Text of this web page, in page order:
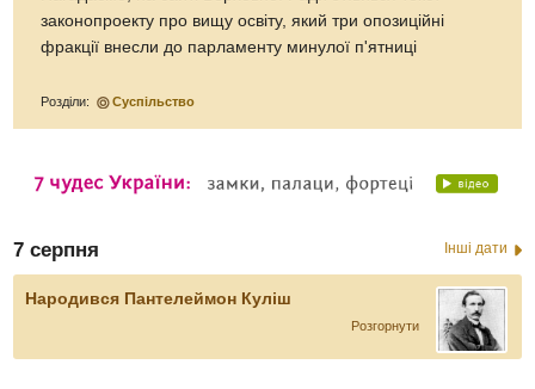
законопроекту про вищу освіту, який три опозиційні
фракції внесли до парламенту минулої п'ятниці
Розділи: Суспільство
7 серпня Інші дати
Народився Пантелеймон Куліш
Розгорнути